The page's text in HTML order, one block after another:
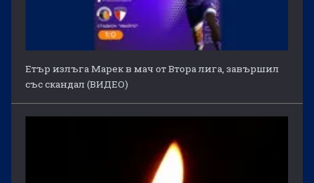
Етър излъга Марек в мач от Втора лига, завършил
със скандал (ВИДЕО)